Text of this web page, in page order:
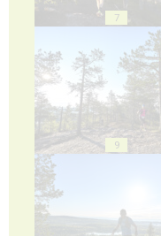
7
9